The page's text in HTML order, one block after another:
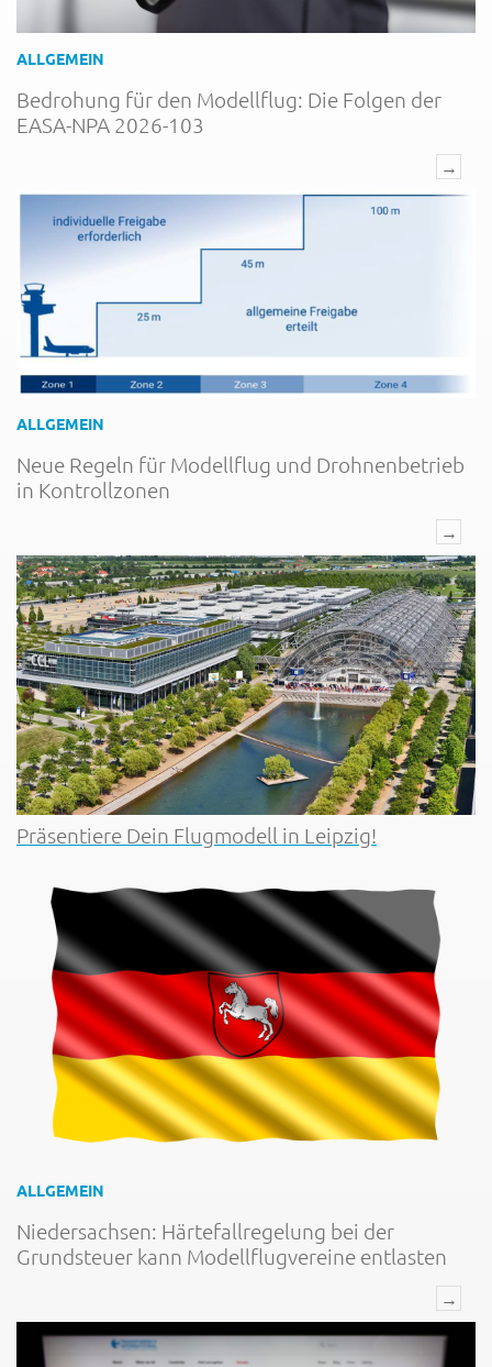
ALLGEMEIN
Bedrohung für den Modellflug: Die Folgen der
EASA-NPA 2026-103
→
ALLGEMEIN
Neue Regeln für Modellflug und Drohnenbetrieb
in Kontrollzonen
→
Präsentiere Dein Flugmodell in Leipzig!
ALLGEMEIN
Niedersachsen: Härtefallregelung bei der
Grundsteuer kann Modellflugvereine entlasten
→